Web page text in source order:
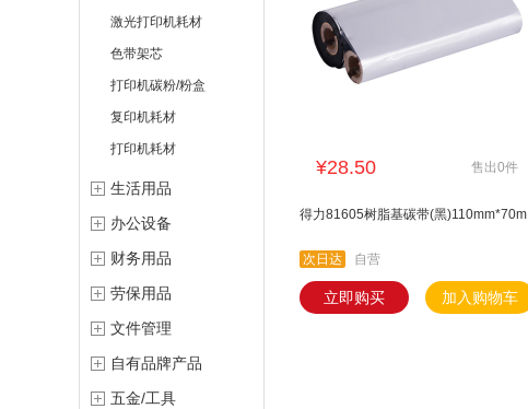
激光打印机耗材
色带架芯
打印机碳粉/粉盒
复印机耗材
打印机耗材
生活用品
办公设备
财务用品
劳保用品
文件管理
自有品牌产品
五金/工具
¥28.50 售出0件
得力81605树脂基碳带(黑)110mm*70m
次日达 自营
立即购买 加入购物车